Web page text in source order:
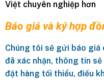
Việt chuyên nghiệp hơn
Báo giá và ký hợp
Chúng tôi sẽ gửi báo giá
đã xác nhận, thông tin
đặt hàng tối thiểu, điều